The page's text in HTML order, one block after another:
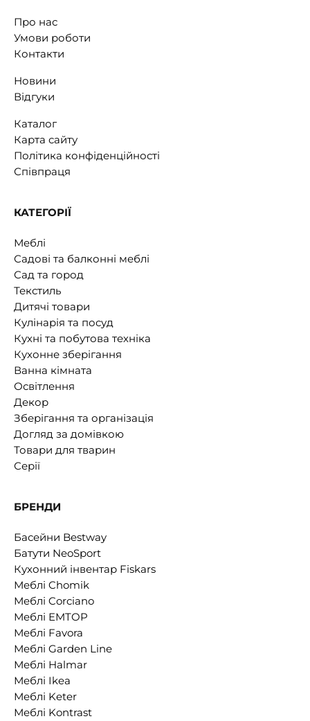
Про нас
Умови роботи
Контакти
Новини
Відгуки
Каталог
Карта сайту
Політика конфіденційності
Співпраця
КАТЕГОРІЇ
Меблі
Садові та балконні меблі
Сад та город
Текстиль
Дитячі товари
Кулінарія та посуд
Кухні та побутова техніка
Кухонне зберігання
Ванна кімната
Освітлення
Декор
Зберігання та організація
Догляд за домівкою
Товари для тварин
Серії
БРЕНДИ
Басейни Bestway
Батути NeoSport
Кухонний інвентар Fiskars
Меблі Chomik
Меблі Corciano
Меблі EMTOP
Меблі Favora
Меблі Garden Line
Меблі Halmar
Меблі Ikea
Меблі Keter
Меблі Kontrast